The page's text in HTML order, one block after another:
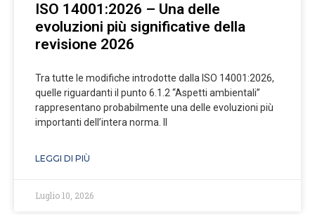
ISO 14001:2026 – Una delle
evoluzioni più significative della
revisione 2026
Tra tutte le modifiche introdotte dalla ISO 14001:2026,
quelle riguardanti il punto 6.1.2 “Aspetti ambientali”
rappresentano probabilmente una delle evoluzioni più
importanti dell’intera norma. Il
LEGGI DI PIÙ
Luglio 10, 2026